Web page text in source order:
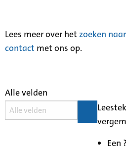
Lees meer over het zoeken
contact met ons op.
Alle velden
Een